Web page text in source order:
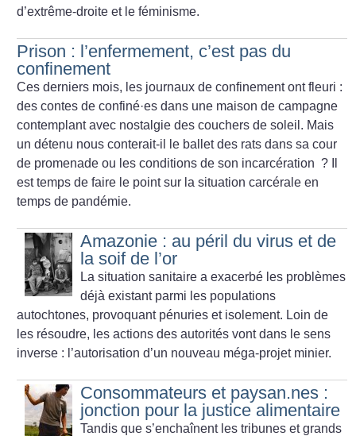
d’extrême-droite et le féminisme.
Prison : l’enfermement, c’est pas du
confinement
Ces derniers mois, les journaux de confinement ont fleuri :
des contes de confiné·es dans une maison de campagne
contemplant avec nostalgie des couchers de soleil. Mais
un détenu nous conterait-il le ballet des rats dans sa cour
de promenade ou les conditions de son incarcération ? Il
est temps de faire le point sur la situation carcérale en
temps de pandémie.
Amazonie : au péril du virus et de
la soif de l’or
La situation sanitaire a exacerbé les problèmes
déjà existant parmi les populations
autochtones, provoquant pénuries et isolement. Loin de
les résoudre, les actions des autorités vont dans le sens
inverse : l’autorisation d’un nouveau méga-projet minier.
Consommateurs et paysan.nes :
jonction pour la justice alimentaire
Tandis que s’enchaînent les tribunes et grands